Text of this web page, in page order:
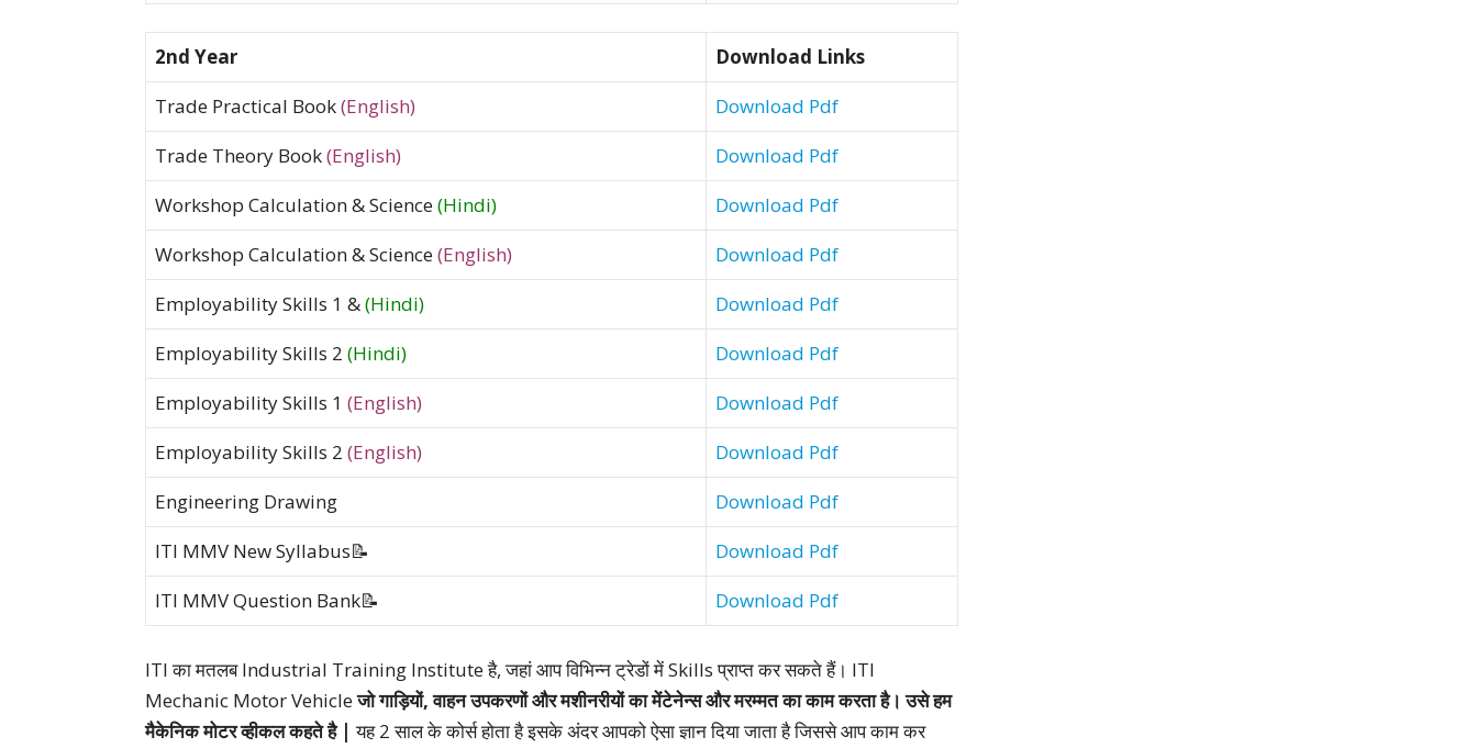
2nd Year
Download Links
Trade Practical Book(English)
Download Pdf
Trade Theory Book(English)
Download Pdf
Workshop Calculation & Science(Hindi)
Download Pdf
Workshop Calculation & Science(English)
Download Pdf
Employability Skills 1 &(Hindi)
Download Pdf
Employability Skills 2 (Hindi)
Download Pdf
Employability Skills 1 (English)
Download Pdf
Employability Skills 2 (English)
Download Pdf
Engineering Drawing
Download Pdf
ITI MMV New Syllabus📝
Download Pdf
ITI MMV Question Bank📝
Download Pdf
ITI का मतलब Industrial Training Institute है, जहां आप विभिन्न ट्रेडों में Skills प्राप्त कर सकते हैं। ITI
Mechanic Motor Vehicleजो गाड़ियों, वाहन उपकरणों और मशीनरीयों का मेंटेनेन्स और मरम्मत का काम करता है। उसे हम
मैकेनिक मोटर व्हीकल कहते है | यह 2 साल के कोर्स होता है इसके अंदर आपको ऐसा ज्ञान दिया जाता है जिससे आप काम कर